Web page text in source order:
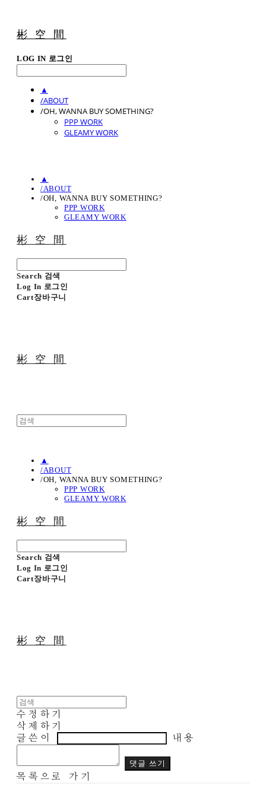
彬 空 間
LOG IN 로그인
▲
/ABOUT
/OH, WANNA BUY SOMETHING?
PPP WORK
GLEAMY WORK
▲
/ABOUT
/OH, WANNA BUY SOMETHING?
PPP WORK
GLEAMY WORK
彬 空 間
Search 검색
Log In 로그인
Cart장바구니
彬 空 間
▲
/ABOUT
/OH, WANNA BUY SOMETHING?
PPP WORK
GLEAMY WORK
彬 空 間
Search 검색
Log In 로그인
Cart장바구니
彬 空 間
수정하기
삭제하기
글쓴이
내용
댓글 쓰기
목록으로 가기